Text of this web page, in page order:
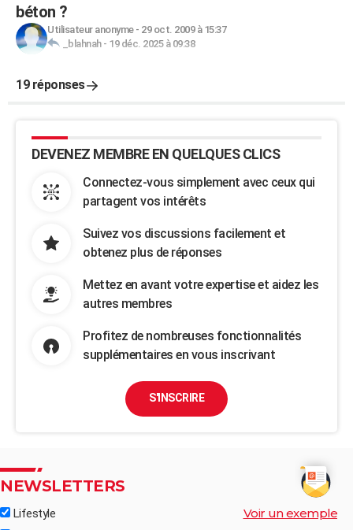
béton ?
Utilisateur anonyme- 29 oct. 2009 à 15:37
_blahnah- 19 déc. 2025 à 09:38
19 réponses
DEVENEZ MEMBRE EN QUELQUES CLICS
Connectez-vous simplement avec ceux qui
partagent vos intérêts
Suivez vos discussions facilement et
obtenez plus de réponses
Mettez en avant votre expertise et aidez les
autres membres
Profitez de nombreuses fonctionnalités
supplémentaires en vous inscrivant
S'INSCRIRE
NEWSLETTERS
Lifestyle Voir un exemple